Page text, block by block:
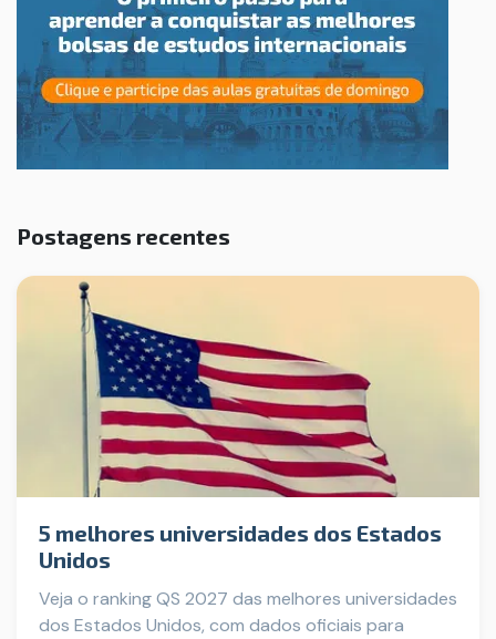
Postagens recentes
5 melhores universidades dos Estados
Unidos
Veja o ranking QS 2027 das melhores universidades
dos Estados Unidos, com dados oficiais para